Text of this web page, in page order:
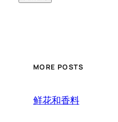
MORE POSTS
鲜花和香料